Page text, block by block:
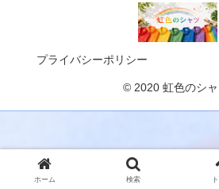
プライバシーポリシー
© 2020 虹色のシャ
ホーム 検索